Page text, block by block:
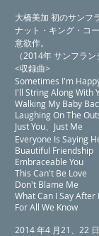
大橋美加 初のサンフ
ナット・キング・コ
意欲作。
（2014年 サンフラン
<収録曲>
Sometimes I'm
I'll String Along With
Walking My Baby
Laughing On The
Just You、Just Me
Everyone Is Saying
Buautiful
Embraceable You
This Can't Be Love
Don't Blame Me
What Can I Say After
For All We Know
2014 年4 月21、22 日